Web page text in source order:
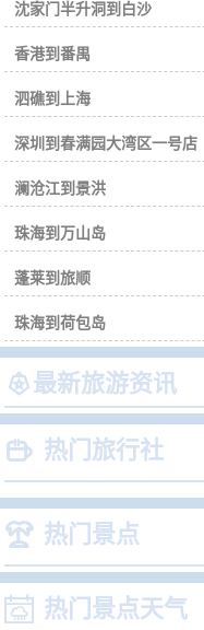
沈家门半升洞到白沙
香港到番禺
泗礁到上海
深圳到春满园大湾区一号店
澜沧江到景洪
珠海到万山岛
蓬莱到旅顺
珠海到荷包岛
最新旅游资讯
 热门旅行社
 热门景点
 热门景点天气